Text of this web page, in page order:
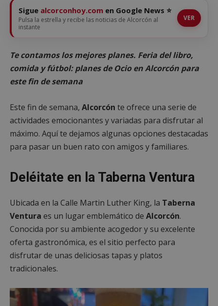
Sigue alcorconhoy.com en Google News ⭐
Pulsa la estrella y recibe las noticias de Alcorcón al
instante
VER
Te contamos los mejores planes. Feria del libro,
comida y fútbol: planes de Ocio en Alcorcón para
este fin de semana
Este fin de semana, Alcorcón te ofrece una serie de
actividades emocionantes y variadas para disfrutar al
máximo. Aquí te dejamos algunas opciones destacadas
para pasar un buen rato con amigos y familiares.
Deléitate en la Taberna Ventura
Ubicada en la Calle Martin Luther King, la Taberna
Ventura es un lugar emblemático de Alcorcón.
Conocida por su ambiente acogedor y su excelente
oferta gastronómica, es el sitio perfecto para
disfrutar de unas deliciosas tapas y platos
tradicionales.